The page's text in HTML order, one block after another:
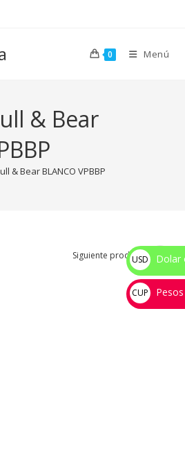
0 Menú
& Bear
& Bear BLANCO VPBBP
Siguiente producto
USD
$
Dolar
CUP
💰
Pesos